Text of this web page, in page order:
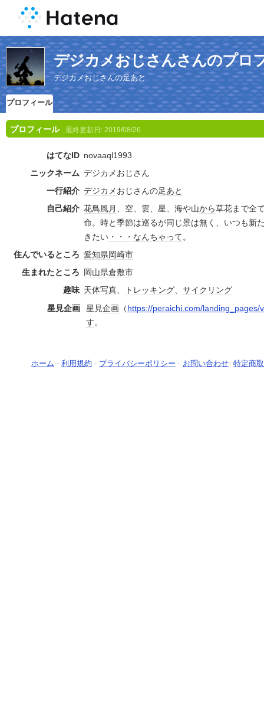
デジカメおじさんさんのプロ
デジカメおじさんの足あと
プロフィール
プロフィール 最終更新日: 2019/08/26
はてなID novaaql1993
ニックネーム デジカメおじさん
一行紹介 デジカメおじさんの足あと
自己紹介 花鳥風月 、空、雲、星、海や山から草花まで全
命。時と季節は巡るが同じ景は無く、いつも新
きたい ・・・ なんちゃって。
住んでいるところ 愛知県岡崎市
生まれたところ
岡山県倉敷市
趣味 天体写真、 トレッキング、 サイクリング
星見企画
星見企画 （https://peraichi.com/landing_pages/
す。
ホーム - 利用規約 - プライバシーポリシー - お問い合わせ- 特定商